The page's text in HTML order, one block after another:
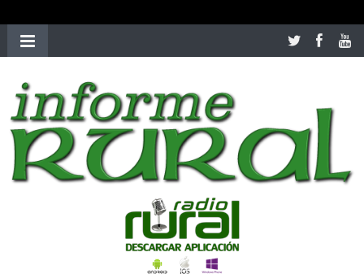
richardmillereplica
women.patekphilippe.tofor sale in usa recognized command with
dining room table ceremony. welcome to our
perfectwatches.is
shop. bestyoungsexdoll.comwith professional customer
services. 1: 1 design high https://reallydiamond.com/